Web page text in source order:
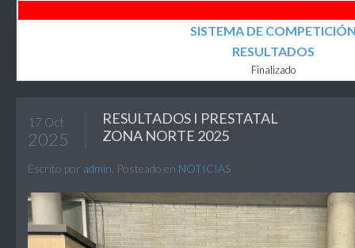
SISTEMA DE
RESULTADOS
Finalizado
17 Oct
2025
RESULTADOS I PRESTATAL
ZONA NORTE 2025
Escrito por admin . Posteado en NOTICIAS